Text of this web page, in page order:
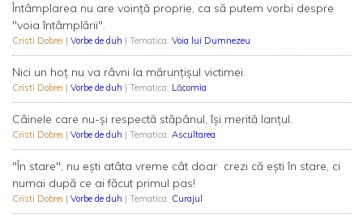
Întâmplarea nu are voință proprie, ca să putem vorbi despre
"voia întâmplării".
Cristi Dobrei | Vorbe de duh | Tematica: Voia lui Dumnezeu
Nici un hoț nu va râvni la mărunțișul victimei.
Cristi Dobrei | Vorbe de duh | Tematica: Lăcomia
Câinele care nu-și respectă stăpânul, își merită lanțul.
Cristi Dobrei | Vorbe de duh | Tematica: Ascultarea
"În stare", nu ești atâta vreme cât doar crezi că ești în stare, ci
numai după ce ai făcut primul pas!
Cristi Dobrei | Vorbe de duh | Tematica: Curajul